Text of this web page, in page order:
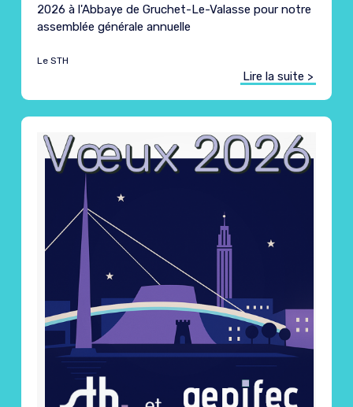
2026 à l'Abbaye de Gruchet-Le-Valasse pour notre
assemblée générale annuelle
Le STH
Lire la suite >